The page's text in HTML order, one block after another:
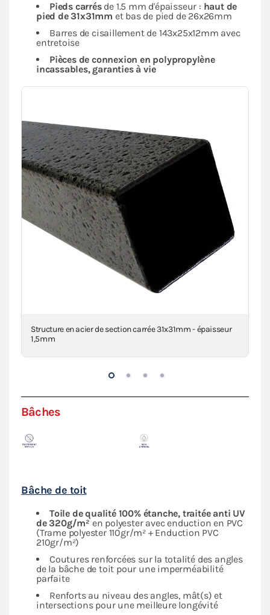
Pieds carrésde 1.5 mm d'épaisseur : haut de
pied de 31x31mm et bas de pied de 26x26mm
Barres de cisaillement de 143x25x12mm avec
entretoise
Pièces de connexion en polypropylène
incassables, garanties à vie
Structure en acier de section carrée 31x31mm - épaisseur
1,5mm
Bâches
Bâche de toit
Toile de qualité 100% étanche, traitée anti UV
de 320g/m² en polyester avec enduction en PVC
(Trame polyester 110gr/m² + Enduction PVC
210gr/m²)
Coutures renforcées sur la totalité des angles
de la bâche de toit pour une imperméabilité
parfaite
Renforts au niveau des angles, mât(s) et
intersections pour une meilleure longévité